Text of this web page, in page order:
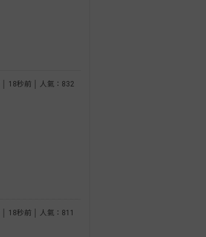
│ 18秒前 │ 人氣：832
│ 18秒前 │ 人氣：811